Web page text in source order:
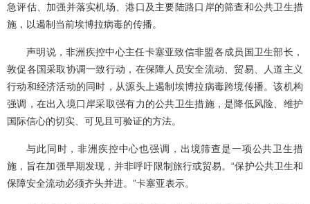
急评估、加强并落实机场、港口及主要陆路口岸的筛查和公共卫生措
施，以遏制当前埃博拉病毒的传播。
声明说，非洲疾控中心主任卡塞亚致信非盟各成员国卫生部长，
敦促各国采取协调一致行动，在保障人员安全流动、贸易、人道主义
行动和经济活动的同时，从源头上遏制埃博拉病毒跨境传播。该机构
强调，在出入境口岸采取强有力的公共卫生措施，是降低风险、维护
国际信心的切实、可见且可验证的方法。
与此同时，非洲疾控中心也强调，出境筛查是一项公共卫生措
施，旨在加强早期发现，并非呼吁限制旅行或贸易。“保护公共卫生和
保障安全流动必须齐头并进。”卡塞亚表示。